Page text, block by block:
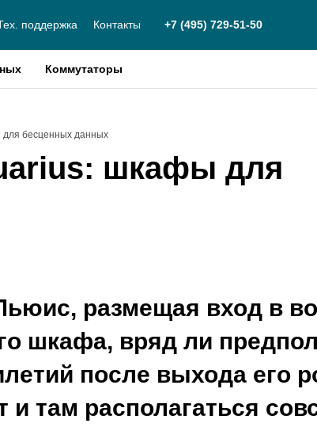
поддержка Контакты +7 (495) 729-51-50
Коммутаторы
бесценных данных
шкафы для
размещая вход в
шкафа, вряд ли
после выхода его
и там располагаться